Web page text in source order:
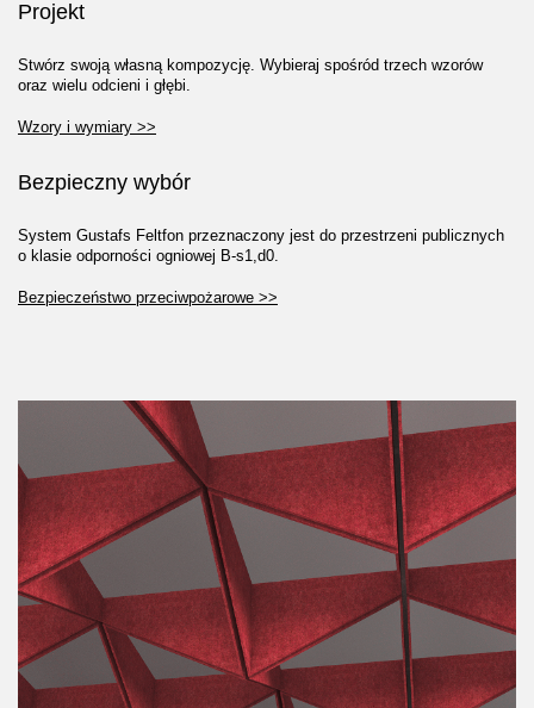
Projekt
Stwórz swoją własną kompozycję. Wybieraj spośród trzech wzorów
oraz wielu odcieni i głębi.
Wzory i wymiary >>
Bezpieczny wybór
System Gustafs Feltfon przeznaczony jest do przestrzeni publicznych
o klasie odporności ogniowej B-s1,d0.
Bezpieczeństwo przeciwpożarowe >>